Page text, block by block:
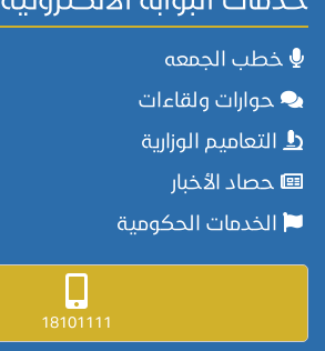
خطب الجمعه
حوارات ولقاءات
التعاميم الوزارية
حصاد الأخبار
الخدمات الحكومية
18101111